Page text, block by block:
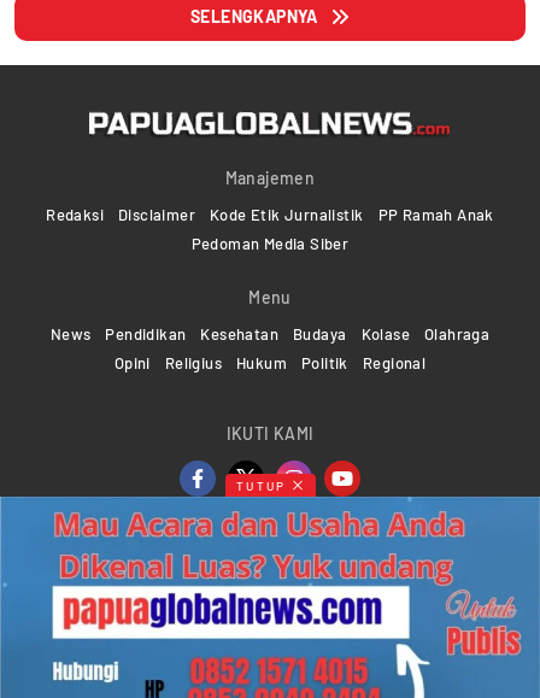
SELENGKAPNYA
Manajemen
Redaksi Disclaimer Kode Etik Jurnalistik
PP Ramah Anak
Pedoman Media Siber
Menu
News Pendidikan Kesehatan Budaya Kolase
Olahraga
Opini
Religius Hukum Politik Regional
IKUTI KAMI
Copyright ©2024-2026 Papuaglobalnews.com | All rights
reserved
Web Developer Powered byKMGNetwork
TUTUP